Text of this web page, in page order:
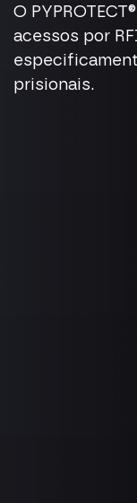
O
acessos por
prisionais.